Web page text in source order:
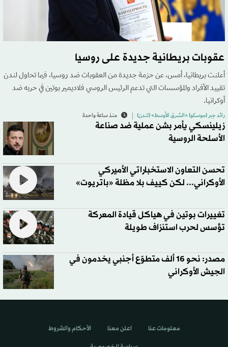
عقوبات بريطانية جديدة على روسيا
أعلنت بريطانيا، أمس، عن حزمة جديدة من العقوبات ضد روسيا، فيما تحاول لندن
تقييد الأفراد والمؤسسات التي تدعم الرئيس الروسي فلاديمير بوتين في حربه ضد
أوكرانيا.
رائد جبر (موسكو) «الشرق الأوسط» (لندن) منذ ساعة واحدة
زيلينسكي يأمر بشن عملية ضد صناعة
الأسلحة الروسية
تحسن التعاون الاستخباراتي الأميركي
الأوكراني... لكن كييف بلا مظلة «باتريوت»
تغييرات بوتين في هياكل قيادة المعركة
تؤسس لحرب استنزاف طويلة
مصدر: نحو 16 ألف متطوّع أجنبي يخدمون في
الجيش الأوكراني
معلومات عنا اعلن معنا الأحكام والشروط